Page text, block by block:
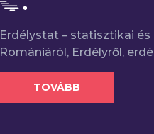
Erdélystat – statisztikai
Romániáról, Erdélyről,
TOVÁBB